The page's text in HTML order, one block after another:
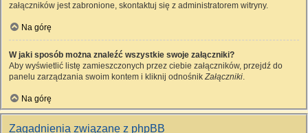
załączników jest zabronione, skontaktuj się z administratorem witryny.
Na górę
W jaki sposób można znaleźć wszystkie swoje załączniki?
Aby wyświetlić listę zamieszczonych przez ciebie załączników, przejdź do
panelu zarządzania swoim kontem i kliknij odnośnikZałączniki.
Na górę
Zagadnienia związane z phpBB